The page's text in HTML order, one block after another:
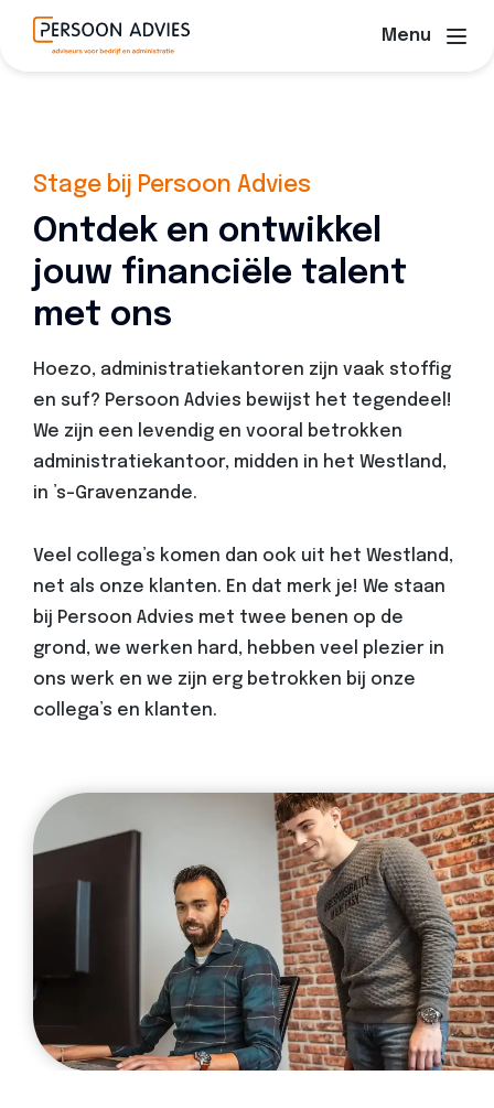
Menu
Stage bij Persoon Advies
Ontdek en ontwikkel
jouw financiële talent
met ons
Hoezo, administratiekantoren zijn vaak stoffig
en suf? Persoon Advies bewijst het tegendeel!
We zijn een levendig en vooral betrokken
administratiekantoor, midden in het Westland,
in ’s-Gravenzande.
Veel collega’s komen dan ook uit het Westland,
net als onze klanten. En dat merk je! We staan
bij Persoon Advies met twee benen op de
grond, we werken hard, hebben veel plezier in
ons werk en we zijn erg betrokken bij onze
collega’s en klanten.